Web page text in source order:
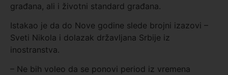
građana, ali i životni standard građana.
Istakao je da do Nove godine slede brojni izazovi –
Sveti Nikola i dolazak državljana Srbije iz
inostranstva.
– Ne bih voleo da se ponovi period iz vremena